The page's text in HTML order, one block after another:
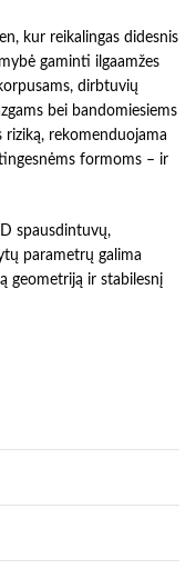
kur reikalingas didesnis
gaminti ilgaamžes
dirbtuvių
bei bandomiesiems
rekomenduojama
formoms – ir
spausdintuvų,
parametrų galima
geometriją ir stabilesnį